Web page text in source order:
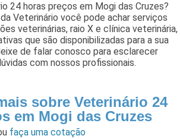
24 horas preços em Mogi das Cruzes?
Veterinário você pode achar serviços
veterinárias, raio X e clínica veterinária,
que são disponibilizadas para a sua
de falar conosco para esclarecer
com nossos profissionais.
sobre Veterinário 24
em Mogi das Cruzes
faça uma cotação